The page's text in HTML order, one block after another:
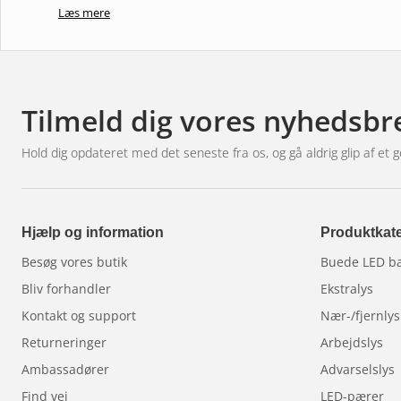
Læs mere
Tilmeld dig vores
Hold dig opdateret med det seneste fra os, og gå aldrig glip af et
Hjælp og information
Besøg vores butik
Bliv forhandler
Kontakt og support
Returneringer
Ambassadører
Find vej
Buede LED
Ekstralys
Nær-/fjernlys
Arbejdslys
Advarselslys
LED-pærer